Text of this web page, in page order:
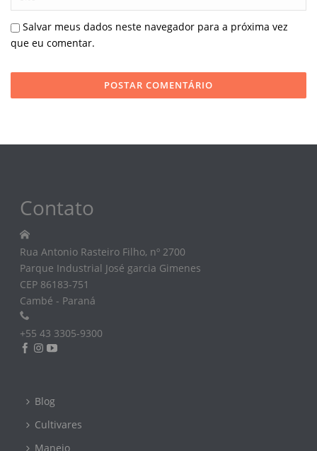
Salvar meus dados neste navegador para a próxima vez
que eu comentar.
Contato
Rua Antonio Rasteiro Filho, nº 2700
Parque Industrial José garcia Gimenes
CEP 86183-751
Cambé - Paraná
+55 43 3305-9300
Blog
Cultivares
Manejo